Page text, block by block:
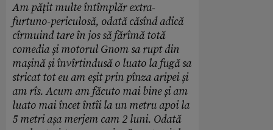
Am pățit multe întîmplăr extra-
furtuno-periculosă, odată căsînd adică
cîrmuind tare în jos să fărîmă totă
comedia și motorul Gnom sa rupt din
mașină și învîrtindusă o luato la fugă sa
stricat tot eu am eșit prin pînza aripei și
am rîs. Acum am făcuto mai bine și am
luato mai încet întîi la un metru apoi la
5 metri așa merjem cam 2 luni. Odată